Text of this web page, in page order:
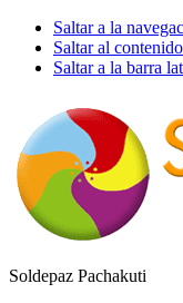
Saltar a la
Saltar al
Saltar a la barra
Soldepaz Pachakuti